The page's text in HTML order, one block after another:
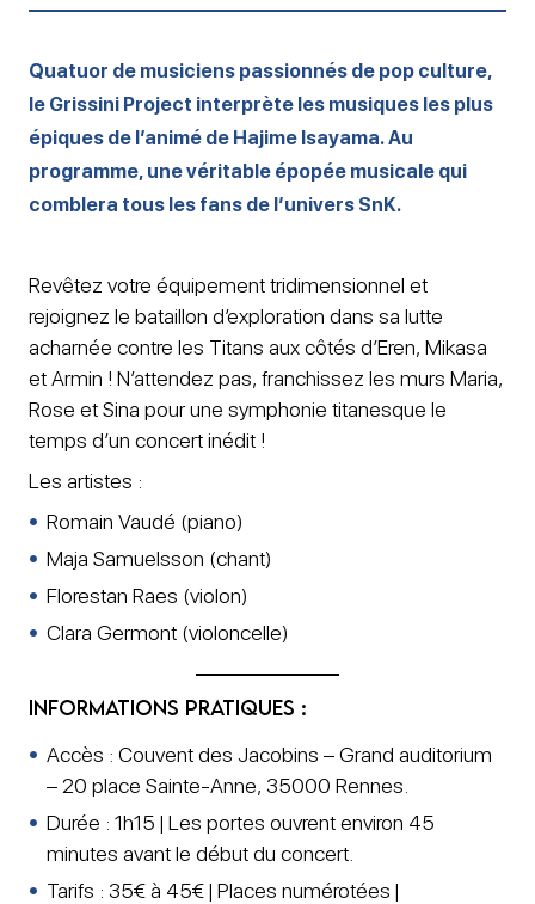
Quatuor de musiciens passionnés de pop culture,
le Grissini Project interprète les musiques les plus
épiques de l’animé de Hajime Isayama. Au
programme, une véritable épopée musicale qui
comblera tous les fans de l’univers SnK.
Revêtez votre équipement tridimensionnel et
rejoignez le bataillon d’exploration dans sa lutte
acharnée contre les Titans aux côtés d’Eren, Mikasa
et Armin ! N’attendez pas, franchissez les murs Maria,
Rose et Sina pour une symphonie titanesque le
temps d’un concert inédit !
Les artistes :
Romain Vaudé (piano)
Maja Samuelsson (chant)
Florestan Raes (violon)
Clara Germont (violoncelle)
Informations pratiques :
Accès : Couvent des Jacobins – Grand auditorium
– 20 place Sainte-Anne, 35000 Rennes.
Durée : 1h15 | Les portes ouvrent environ 45
minutes avant le début du concert.
Tarifs : 35€ à 45€ | Places numérotées |